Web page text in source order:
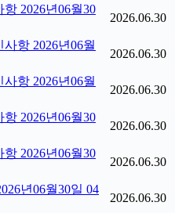
2026년06월30
2026.06.30
항 2026년06월
2026.06.30
항 2026년06월
2026.06.30
2026년06월30
2026.06.30
2026년06월30
2026.06.30
년06월30일 04
2026.06.30